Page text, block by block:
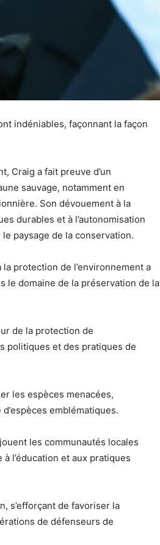
indéniables, façonnant la façon
Craig a fait preuve d’un
sauvage, notamment en
Son dévouement à la
durables et à l’autonomisation
paysage de la conservation.
protection de l’environnement a
le domaine de la préservation de la
de la protection de
politiques et des pratiques de
les espèces menacées,
emblématiques.
les communautés locales
l’éducation et aux pratiques
s’efforçant de favoriser la
de défenseurs de